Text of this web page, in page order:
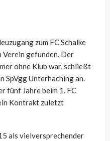
zum FC Schalke
Verein gefunden. Der
ohne Klub war, schließt
Unterhaching an.
fünf Jahre beim 1. FC
Kontrakt zuletzt
als vielversprechender